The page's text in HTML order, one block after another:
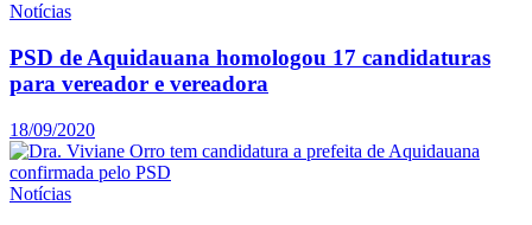
Notícias
PSD de Aquidauana homologou 17 candidaturas
para vereador e vereadora
18/09/2020
Notícias